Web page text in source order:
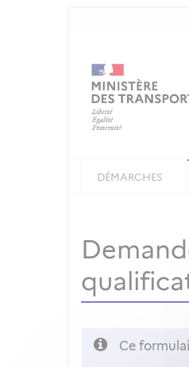
DÉMARCHES
Ce